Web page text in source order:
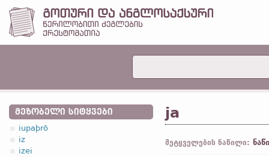
ᲛᲔᲖᲝᲑᲔᲚᲘ ᲡᲘᲢᲧᲕᲔᲑᲘ
iupaþrō
iz
izei
ja
მეტყველების ნაწილი: